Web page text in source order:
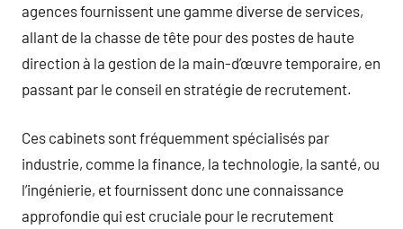
agences fournissent une gamme diverse de services,
allant de la chasse de tête pour des postes de haute
direction à la gestion de la main-d’œuvre temporaire, en
passant par le conseil en stratégie de recrutement.
Ces cabinets sont fréquemment spécialisés par
industrie, comme la finance, la technologie, la santé, ou
l’ingénierie, et fournissent donc une connaissance
approfondie qui est cruciale pour le recrutement